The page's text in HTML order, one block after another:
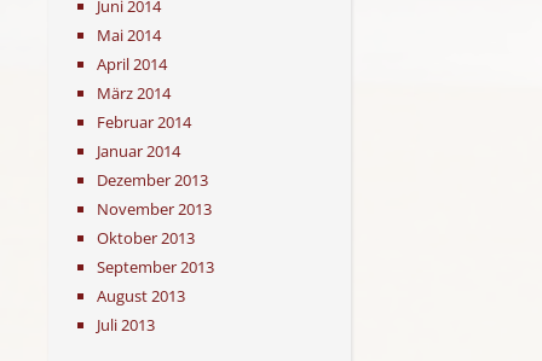
Juni 2014
Mai 2014
April 2014
März 2014
Februar 2014
Januar 2014
Dezember 2013
November 2013
Oktober 2013
September 2013
August 2013
Juli 2013